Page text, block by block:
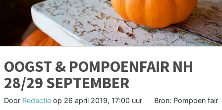
OOGST & POMPOENFAIR NH
28/29 SEPTEMBER
Door Redactie op 26 april 2019, 17:00 uur Bron: Pompoen fair